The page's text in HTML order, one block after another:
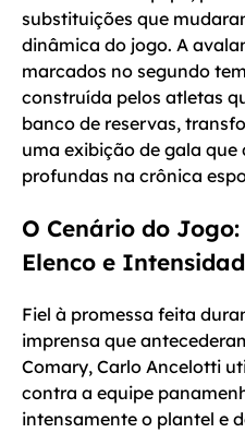
substituições que
dinâmica do jogo. A
marcados no segundo
construída pelos atletas
banco de reservas,
uma exibição de gala que
profundas na crônica
O Cenário do
Elenco e
Fiel à promessa feita
imprensa que
Comary, Carlo Ancelotti
contra a equipe
intensamente o plantel e